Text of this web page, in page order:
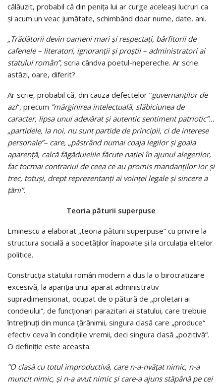
călăuzit, probabil că din peniţa lui ar curge aceleaşi lucruri ca
şi acum un veac jumătate, schimbând doar nume, date, ani.
„Trădătorii devin oameni mari şi respectaţi, bârfitorii de
cafenele – literatori, ignoranţii şi proştii – administratori ai
statului român”, scria cândva poetul-nepereche. Ar scrie
astăzi, oare, diferit?
Ar scrie, probabil că, din cauza defectelor ”guvernanţilor de
azi”, precum ”mărginirea intelectuală, slăbiciunea de
caracter, lipsa unui adevărat şi autentic sentiment patriotic”…
„partidele, la noi, nu sunt partide de principii, ci de interese
personale”– care, „păstrând numai coaja legilor şi goala
aparenţă, calcă făgăduielile făcute naţiei în ajunul alegerilor,
fac tocmai contrariul de ceea ce au promis mandanţilor lor şi
trec, totuşi, drept reprezentanţi ai voinţei legale şi sincere a
ţării”.
Teoria păturii superpuse
Eminescu a elaborat „teoria păturii superpuse” cu privire la
structura socială a societăţilor înapoiate şi la circulaţia elitelor
politice.
Construcţia statului român modern a dus la o birocratizare
excesivă, la apariţia unui aparat administrativ
supradimensionat, ocupat de o pătură de „proletari ai
condeiului“, de funcţionari parazitari ai statului, care trebuie
întreţinuţi din munca ţărănimii, singura clasă care „produce“
efectiv ceva în condiţiile vremii, deci singura clasă „pozitivă“.
O definiţie este aceasta:
”O clasă cu totul improductivă, care n-a-nvăţat nimic, n-a
muncit nimic, şi n-a avut nimic şi care-a ajuns stăpână pe cei